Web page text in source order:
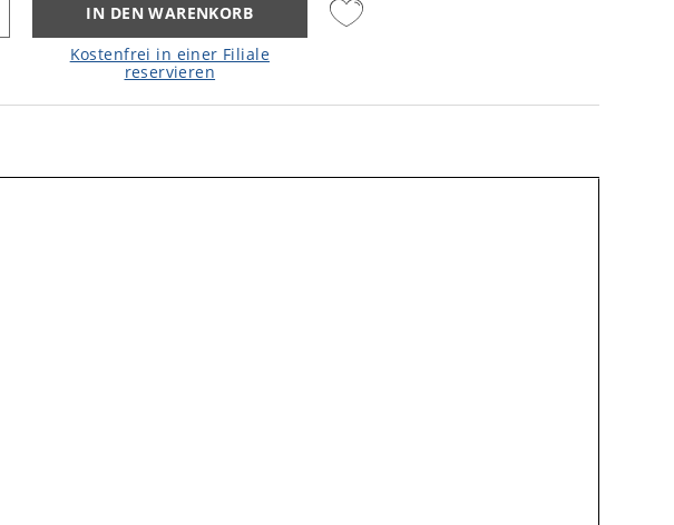
IN DEN WARENKORB
Kostenfrei in einer Filiale
reservieren